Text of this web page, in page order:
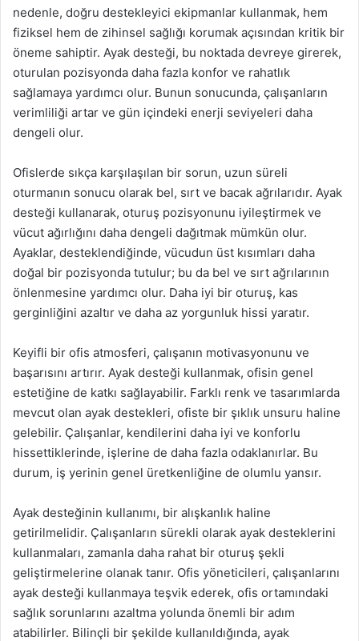
nedenle, doğru destekleyici ekipmanlar kullanmak, hem
fiziksel hem de zihinsel sağlığı korumak açısından kritik bir
öneme sahiptir. Ayak desteği, bu noktada devreye girerek,
oturulan pozisyonda daha fazla konfor ve rahatlık
sağlamaya yardımcı olur. Bunun sonucunda, çalışanların
verimliliği artar ve gün içindeki enerji seviyeleri daha
dengeli olur.
Ofislerde sıkça karşılaşılan bir sorun, uzun süreli
oturmanın sonucu olarak bel, sırt ve bacak ağrılarıdır. Ayak
desteği kullanarak, oturuş pozisyonunu iyileştirmek ve
vücut ağırlığını daha dengeli dağıtmak mümkün olur.
Ayaklar, desteklendiğinde, vücudun üst kısımları daha
doğal bir pozisyonda tutulur; bu da bel ve sırt ağrılarının
önlenmesine yardımcı olur. Daha iyi bir oturuş, kas
gerginliğini azaltır ve daha az yorgunluk hissi yaratır.
Keyifli bir ofis atmosferi, çalışanın motivasyonunu ve
başarısını artırır. Ayak desteği kullanmak, ofisin genel
estetiğine de katkı sağlayabilir. Farklı renk ve tasarımlarda
mevcut olan ayak destekleri, ofiste bir şıklık unsuru haline
gelebilir. Çalışanlar, kendilerini daha iyi ve konforlu
hissettiklerinde, işlerine de daha fazla odaklanırlar. Bu
durum, iş yerinin genel üretkenliğine de olumlu yansır.
Ayak desteğinin kullanımı, bir alışkanlık haline
getirilmelidir. Çalışanların sürekli olarak ayak desteklerini
kullanmaları, zamanla daha rahat bir oturuş şekli
geliştirmelerine olanak tanır. Ofis yöneticileri, çalışanlarını
ayak desteği kullanmaya teşvik ederek, ofis ortamındaki
sağlık sorunlarını azaltma yolunda önemli bir adım
atabilirler. Bilinçli bir şekilde kullanıldığında, ayak